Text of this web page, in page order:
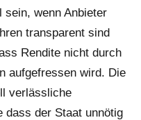
sein, wenn Anbieter
transparent sind
Rendite nicht durch
aufgefressen wird. Die
verlässliche
dass der Staat unnötig